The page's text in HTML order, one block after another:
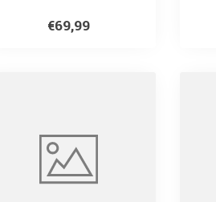
€69,99